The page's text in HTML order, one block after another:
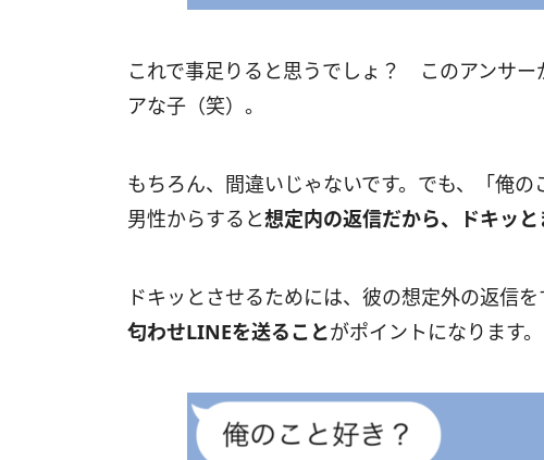
これで事足りると思うでしょ？ このアンサー
アな子（笑）。
もちろん、間違いじゃないです。でも、「俺
男性からすると想定内の返信だから、ドキッと
ドキッとさせるためには、彼の想定外の返信
匂わせLINEを送ることがポイントになります